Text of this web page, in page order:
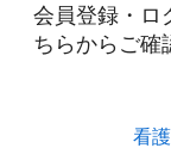
会員登録・ロ
ちらからご確
看